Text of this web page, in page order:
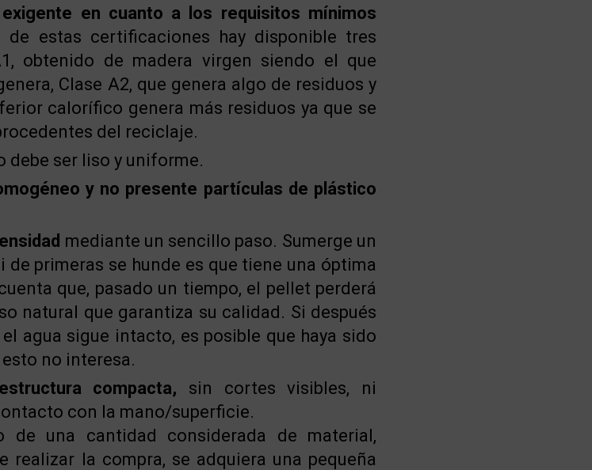
en cuanto a los requisitos mínimos
de estas certificaciones hay disponible tres
obtenido de madera virgen siendo el que
Clase A2, que genera algo de residuos y
calorífico genera más residuos ya que se
del reciclaje.
debe ser liso y uniforme.
y no presente partículas de plástico
mediante un sencillo paso. Sumerge un
de primeras se hunde es que tiene una óptima
que, pasado un tiempo, el pellet perderá
natural que garantiza su calidad. Si después
agua sigue intacto, es posible que haya sido
no interesa.
estructura compacta, sin cortes visibles, ni
con la mano/superficie.
una cantidad considerada de material,
realizar la compra, se adquiera una pequeña